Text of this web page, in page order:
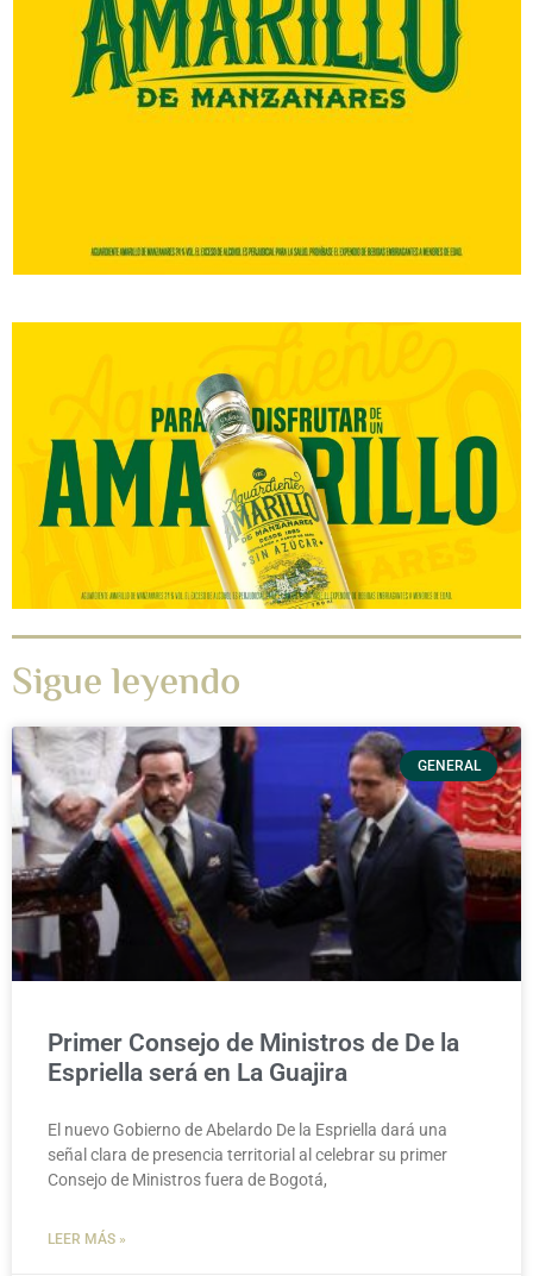
Sigue leyendo
GENERAL
Primer Consejo de Ministros de De la
Espriella será en La Guajira
El nuevo Gobierno de Abelardo De la Espriella dará una
señal clara de presencia territorial al celebrar su primer
Consejo de Ministros fuera de Bogotá,
LEER MÁS »